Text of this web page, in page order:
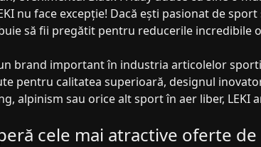
nu face excepție! Dacă ești pasionat de
să fii pregătit pentru reducerile incredibile
brand important în industria articolelor
pentru calitatea superioară, designul
alpinism sau orice alt sport în aer liber, LEKI
cele mai atractive oferte de